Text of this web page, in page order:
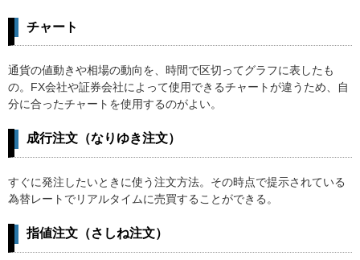
チャート
通貨の値動きや相場の動向を、時間で区切ってグラフに表したも
の。FX会社や証券会社によって使用できるチャートが違うため、自
分に合ったチャートを使用するのがよい。
成行注文（なりゆき注文）
すぐに発注したいときに使う注文方法。その時点で提示されている
為替レートでリアルタイムに売買することができる。
指値注文（さしね注文）